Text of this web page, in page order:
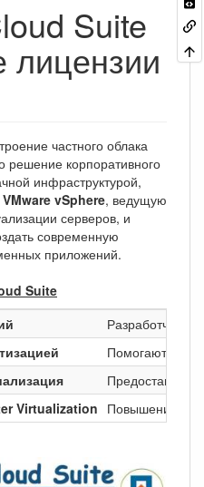
Suite
лицензии
частного облака
решение корпоративного
инфраструктурой,
VMware vSphere, ведущую
серверов, и
современную
приложений.
Suite
Разработчики
Помогают IT-
Virtualization Повышение